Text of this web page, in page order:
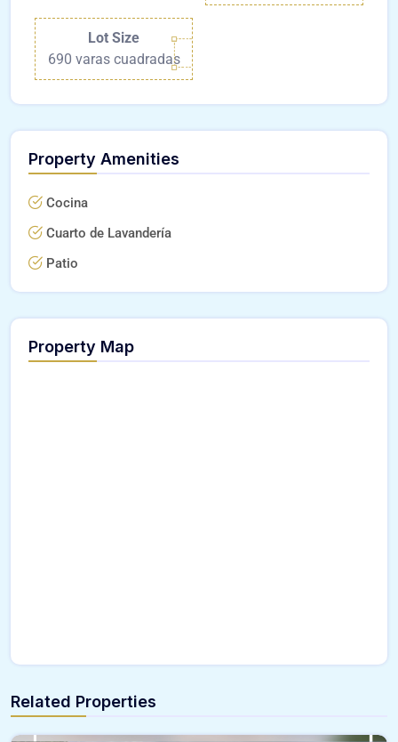
Lot Size
690 varas cuadradas
Property Amenities
Cocina
Cuarto de Lavandería
Patio
Property Map
Related Properties